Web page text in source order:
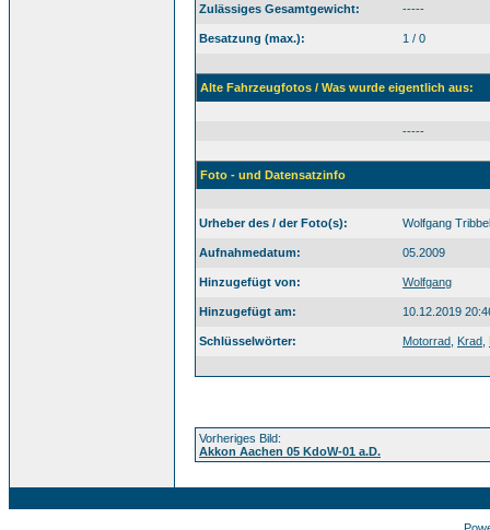
Zulässiges Gesamtgewicht: -----
Besatzung (max.): 1 / 0
Alte Fahrzeugfotos / Was wurde eigentlich aus:
-----
Foto - und Datensatzinfo
Urheber des / der Foto(s): Wolfgang
Aufnahmedatum: 05.2009
Hinzugefügt von: Wolfgang
Hinzugefügt am: 10.12.2019
Schlüsselwörter: Motorrad Krad
Vorheriges Bild:
Akkon Aachen 05 KdoW-01 a.D.